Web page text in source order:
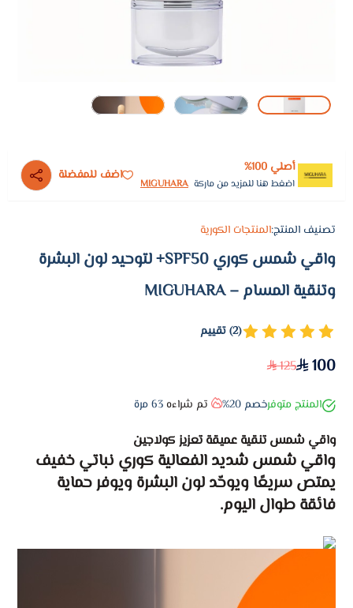
أصلي 100%
اضغط هنا للمزيد من ماركة MIGUHARA
اضف للمفضلة
تصنيف المنتج:المنتجات الكورية
واقي شمس كوري SPF50+ لتوحيد لون البشرة
وتنقية المسام – MIGUHARA
(2) تقييم
100
125
المنتج متوفرخصم 20% تم شراءه 63مرة
واقي شمس تنقية عميقة تعزيز كولاجين
واقي شمس شديد الفعالية كوري نباتي خفيف
يمتص سريعًا ويوحّد لون البشرة ويوفر حماية
فائقة طوال اليوم.